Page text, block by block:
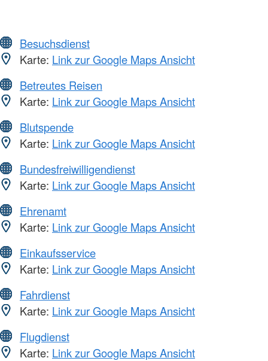
Besuchsdienst
Karte: Link zur Google Maps Ansicht
Betreutes Reisen
Karte: Link zur Google Maps Ansicht
Blutspende
Karte: Link zur Google Maps Ansicht
Bundesfreiwilligendienst
Karte: Link zur Google Maps Ansicht
Ehrenamt
Karte: Link zur Google Maps Ansicht
Einkaufsservice
Karte: Link zur Google Maps Ansicht
Fahrdienst
Karte: Link zur Google Maps Ansicht
Flugdienst
Karte: Link zur Google Maps Ansicht